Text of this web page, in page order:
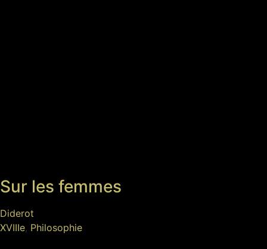
Sur les femmes
Diderot
XVIIIe, Philosophie